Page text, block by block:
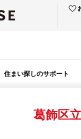
住まい探しのサポート
葛飾区